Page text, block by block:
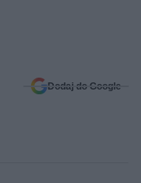
Dodaj do Google